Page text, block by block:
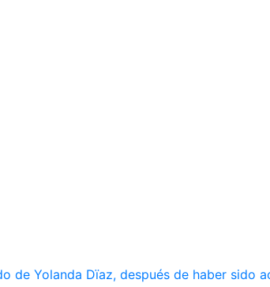
Yolanda Dïaz, después de haber sido